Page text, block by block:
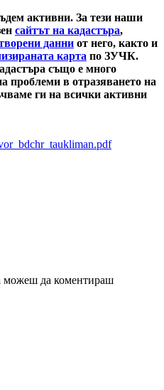
активни. За тези наши
сайтът на кадастъра,
данни от него, както и
карта по ЗУЧК.
също е много
проблеми в отразяването на
ги на всички активни
можеш да коментираш